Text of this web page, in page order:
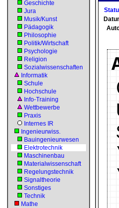
Geschichte
Jura
Musik/Kunst
Pädagogik
Philosophie
Politik/Wirtschaft
Psychologie
Religion
Sozialwissenschaften
Informatik
Schule
Hochschule
Info-Training
Wettbewerbe
Praxis
Internes IR
Ingenieurwiss.
Bauingenieurwesen
Elektrotechnik
Maschinenbau
Materialwissenschaft
Regelungstechnik
Signaltheorie
Sonstiges
Technik
Mathe